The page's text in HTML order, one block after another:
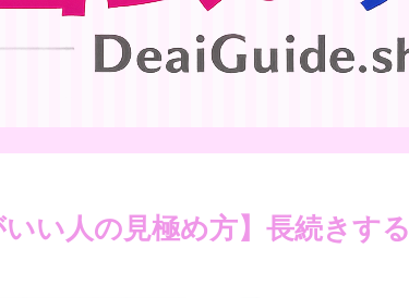
い人の見極め方】長続きする